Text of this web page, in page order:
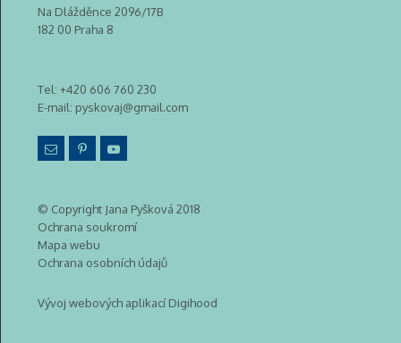
Na Dlážděnce 2096/17B
182 00 Praha 8
Tel: +420 606 760 230
E-mail: pyskovaj@gmail.com
© Copyright Jana Pyšková 2018
Ochrana soukromí
Mapa webu
Ochrana osobních údajů
Vývoj webových aplikací Digihood